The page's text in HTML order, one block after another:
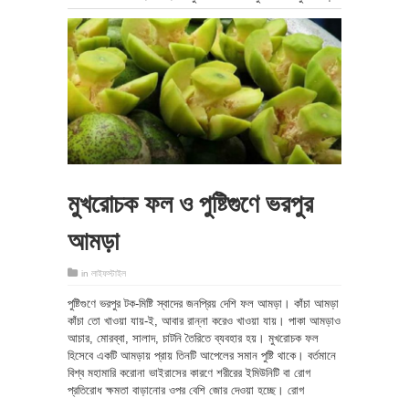
মুখরোচক ফল ও পুষ্টিগুণে ভরপুর
আমড়া
in লাইফস্টাইল
পুষ্টিগুণে ভরপুর টক-মিষ্টি স্বাদের জনপ্রিয় দেশি ফল আমড়া। কাঁচা আমড়া
কাঁচা তো খাওয়া যায়-ই, আবার রান্না করেও খাওয়া যায়। পাকা আমড়াও
আচার, মোরব্বা, সালাদ, চাটনি তৈরিতে ব্যবহার হয়। মুখরোচক ফল
হিসেবে একটি আমড়ায় প্রায় তিনটি আপেলের সমান পুষ্টি থাকে। বর্তমানে
বিশ্ব মহামারি করোনা ভাইরাসের কারণে শরীরের ইমিউনিটি বা রোগ
প্রতিরোধ ক্ষমতা বাড়ানোর ওপর বেশি জোর দেওয়া হচ্ছে। রোগ